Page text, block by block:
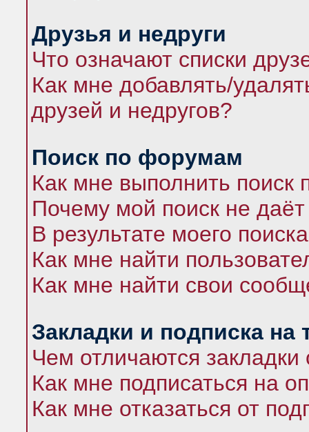
Друзья и недруги
Что означают списки
Как мне добавлять/
друзей и недругов?
Поиск по форумам
Как мне выполнить
Почему мой поиск не даёт
В результате моего
Как мне найти
Как мне найти свои
Закладки и подписка на
Чем отличаются закладки
Как мне подписаться на
Как мне отказаться от